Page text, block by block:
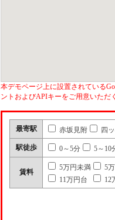
本デモページ上に設置されている
ントおよびAPIキーをご用意いただ
最寄駅 赤坂見附 四
駅徒歩 0～5分 5～10
賃料
5万円未満 5
11万円台
12